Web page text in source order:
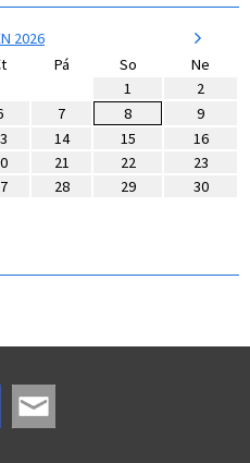
2026
Pá So
Ne
1
2
7 8
9
14 15
16
21 22
23
28 29
30